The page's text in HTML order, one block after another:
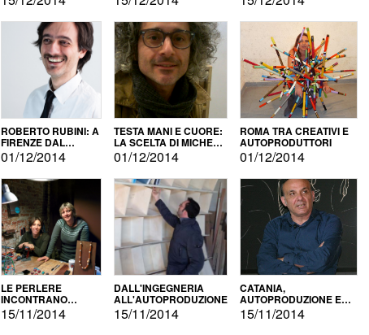
ROBERTO RUBINI: A
FIRENZE DAL
PRODOTTO ALLA
PROMOZIONE
01/12/2014
TESTA MANI E CUORE:
LA SCELTA DI MICHELE
BARBERIO
01/12/2014
ROMA TRA CREATIVI E
AUTOPRODUTTORI
01/12/2014
LE PERLERE
INCONTRANO
L'AUTOPRODUZIONE
15/11/2014
DALL'INGEGNERIA
ALL'AUTOPRODUZIONE
15/11/2014
CATANIA,
AUTOPRODUZIONE E
COMMERCIALIZZAZIONE
15/11/2014